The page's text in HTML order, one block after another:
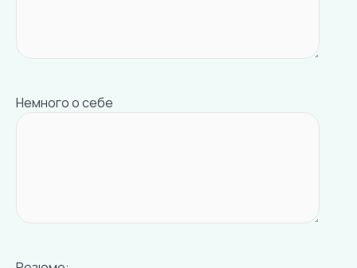
Немного о себе